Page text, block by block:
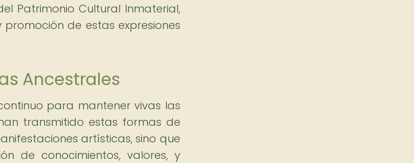
Patrimonio Cultural Inmaterial,
de estas expresiones
Ancestrales
para mantener vivas las
transmitido estas formas de
artísticas, sino que
de conocimientos, valores, y